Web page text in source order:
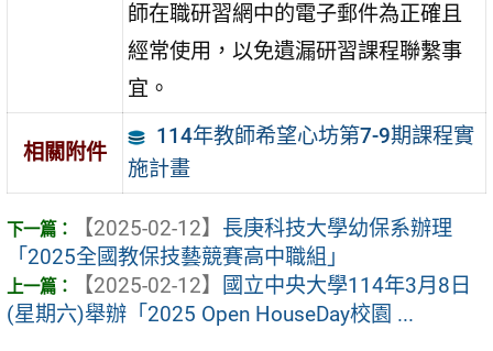
師在職研習網中的電子郵件為正確且
經常使用，以免遺漏研習課程聯繫事
宜。
相關附件
114年教師希望心坊第7-9期課程實
施計畫
【2025-02-12】 長庚科技大學幼保系辦理
「2025全國教保技藝競賽高中職組」
【2025-02-12】
國立中央大學114年3月8日
(星期六)舉辦「2025 Open HouseDay校園 ...